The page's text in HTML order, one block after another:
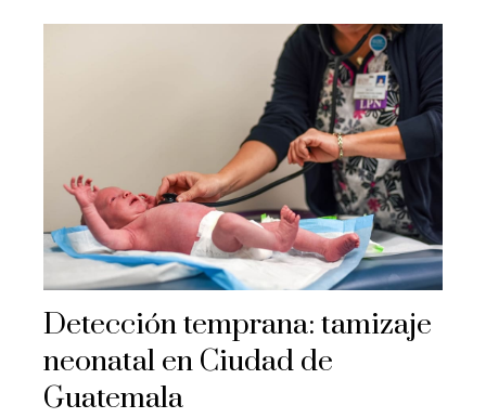
Detección temprana: tamizaje
neonatal en Ciudad de
Guatemala